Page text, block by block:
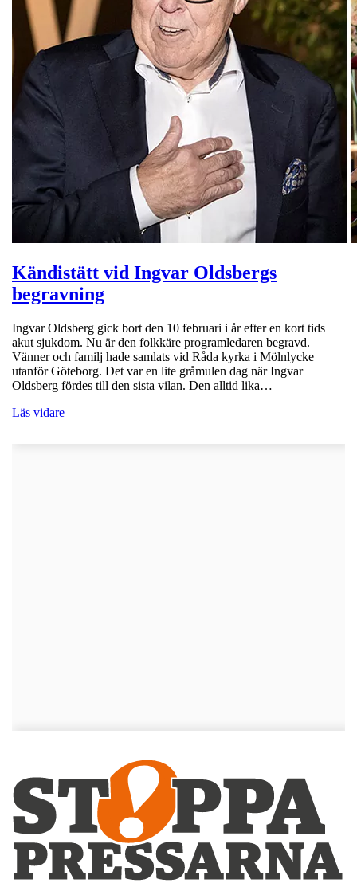
Kändistätt vid Ingvar Oldsbergs
begravning
Ingvar Oldsberg gick bort den 10 februari i år efter en kort tids
akut sjukdom. Nu är den folkkäre programledaren begravd.
Vänner och familj hade samlats vid Råda kyrka i Mölnlycke
utanför Göteborg. Det var en lite gråmulen dag när Ingvar
Oldsberg fördes till den sista vilan. Den alltid lika…
Läs vidare